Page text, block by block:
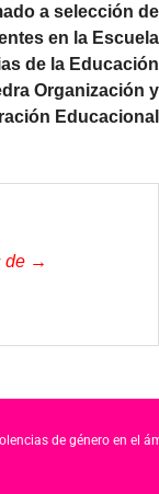
a selección de
en la Escuela
de la Educación
Organización y
Educacional
de →
de género en el